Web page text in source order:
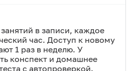
в записи, каждое
час. Доступ к новому
1 раз в неделю. У
конспект и домашнее
с автопроверкой.